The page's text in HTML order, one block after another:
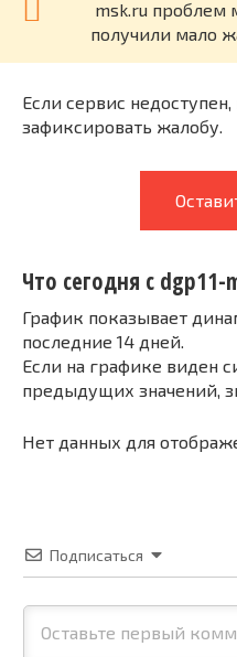
msk.ru проблем
получили мало
Если сервис
зафиксировать жалобу.
Что сегодня с dgp11-
График показывает
последние 14 дней.
Если на графике виден
предыдущих значений,
Нет данных для
Подписаться